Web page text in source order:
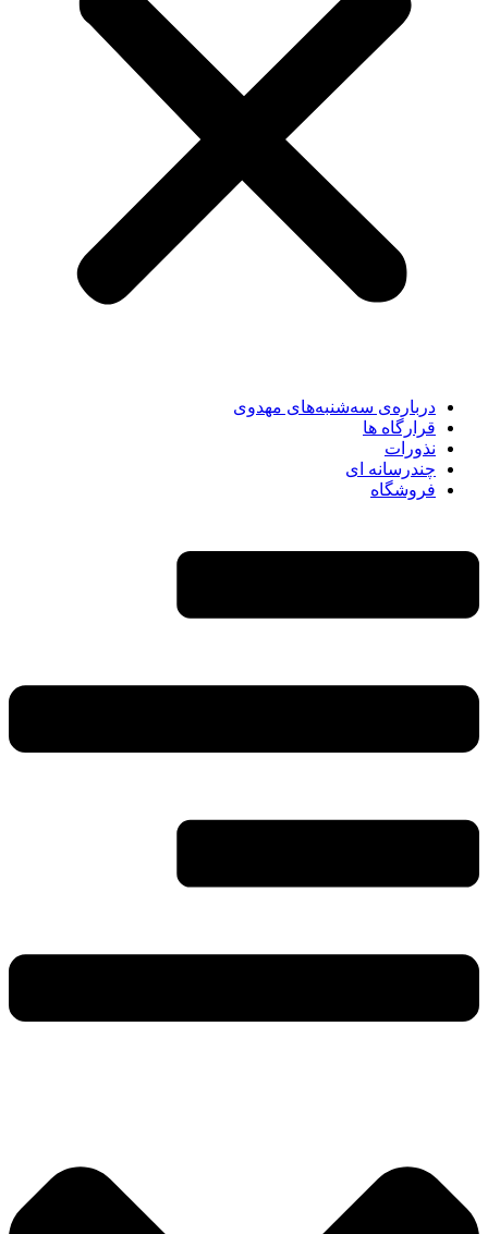
درباره‌ی سه‌شنبه‌های مهدوی
قرارگاه ها
نذورات
چندرسانه‌ ای
فروشگاه